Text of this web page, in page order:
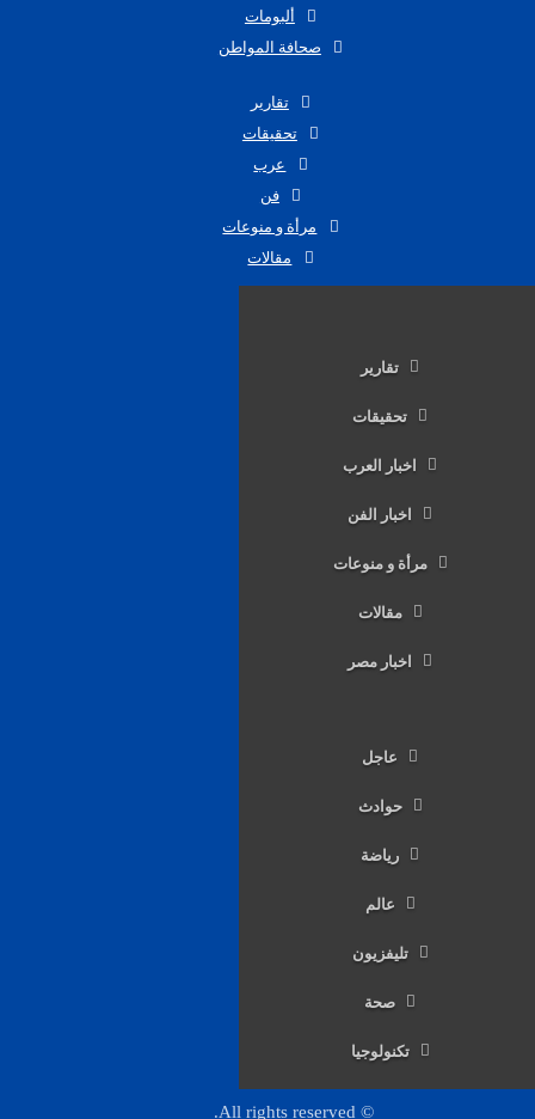
ألبومات
صحافة المواطن
تقارير
تحقيقات
عرب
فن
مرأة و منوعات
مقالات
تقارير
تحقيقات
اخبار العرب
اخبار الفن
مرأة و منوعات
مقالات
اخبار مصر
عاجل
حوادث
رياضة
عالم
تليفزيون
صحة
تكنولوجيا
© All rights reserved.